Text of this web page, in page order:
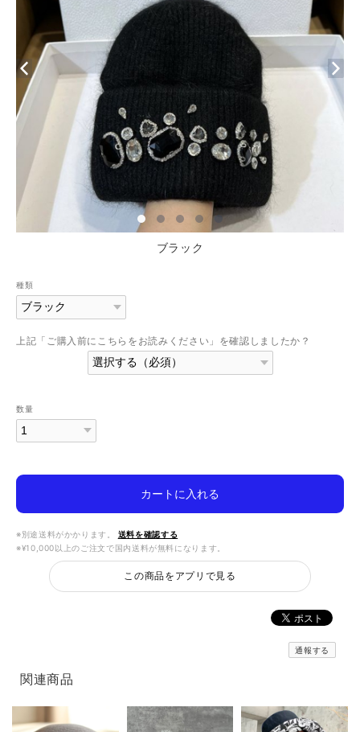
ブラック
種類
上記「ご購入前にこちらをお読みください」を確認しましたか？
数量
カートに入れる
※別途送料がかかります。
送料を確認する
※¥10,000以上のご注文で国内送料が無料になります。
この商品をアプリで見る
通報する
関連商品